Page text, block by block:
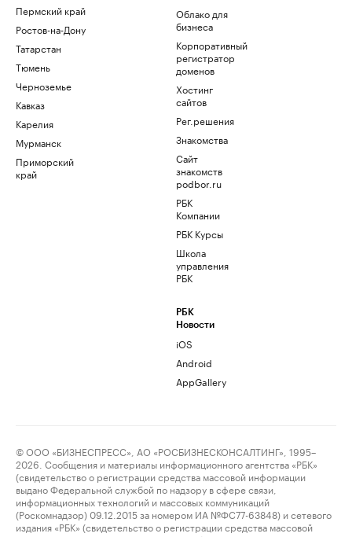
Пермский край
Ростов-на-Дону
Татарстан
Тюмень
Черноземье
Кавказ
Карелия
Мурманск
Приморский
край
Облако для
бизнеса
Корпоративный
регистратор
доменов
Хостинг
сайтов
Рег.решения
Знакомства
Сайт
знакомств
podbor.ru
РБК
Компании
РБК Курсы
Школа
управления
РБК
РБК
Новости
iOS
Android
AppGallery
© ООО «БИЗНЕСПРЕСС», АО «РОСБИЗНЕСКОНСАЛТИНГ», 1995–
2026. Сообщения и материалы информационного агентства «РБК»
(свидетельство о регистрации средства массовой информации
выдано Федеральной службой по надзору в сфере связи,
информационных технологий и массовых коммуникаций
(Роскомнадзор) 09.12.2015 за номером ИА №ФС77-63848) и сетевого
издания «РБК» (свидетельство о регистрации средства массовой